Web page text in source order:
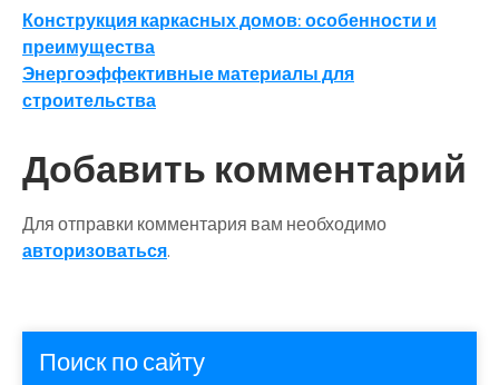
Навигация
по
записям
Конструкция каркасных домов: особенности и
преимущества
Энергоэффективные материалы для
строительства
Добавить комментарий
Для отправки комментария вам необходимо
авторизоваться.
Поиск по сайту